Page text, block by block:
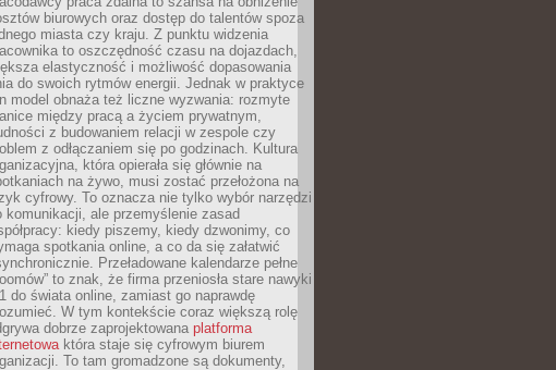
biurowych oraz dostęp do talentów spoza
miasta czy kraju. Z punktu widzenia
to oszczędność czasu na dojazdach,
elastyczność i możliwość dopasowania
do swoich rytmów energii. Jednak w praktyce
model obnaża też liczne wyzwania: rozmyte
między pracą a życiem prywatnym,
z budowaniem relacji w zespole czy
z odłączaniem się po godzinach. Kultura
która opierała się głównie na
na żywo, musi zostać przełożona na
cyfrowy. To oznacza nie tylko wybór narzędzi
komunikacji, ale przemyślenie zasad
kiedy piszemy, kiedy dzwonimy, co
spotkania online, a co da się załatwić
Przeładowane kalendarze pełne
to znak, że firma przeniosła stare nawyki
do świata online, zamiast go naprawdę
W tym kontekście coraz większą rolę
dobrze zaprojektowana platforma
która staje się cyfrowym biurem
To tam gromadzone są dokumenty,